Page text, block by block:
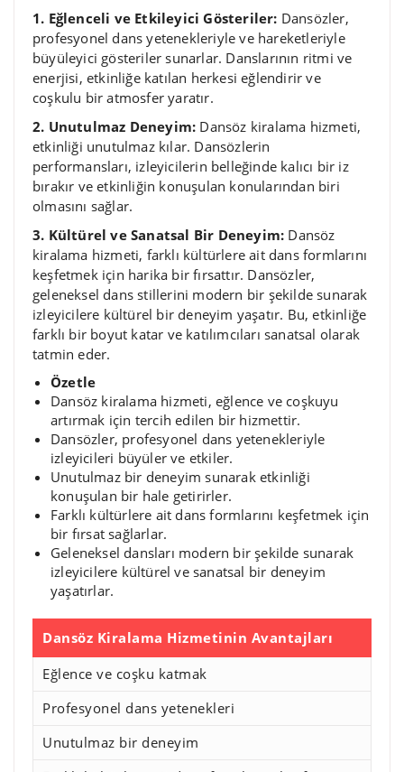
1. Eğlenceli ve Etkileyici Gösteriler: Dansözler,
profesyonel dans yetenekleriyle ve hareketleriyle
büyüleyici gösteriler sunarlar. Danslarının ritmi ve
enerjisi, etkinliğe katılan herkesi eğlendirir ve
coşkulu bir atmosfer yaratır.
2. Unutulmaz Deneyim: Dansöz kiralama hizmeti,
etkinliği unutulmaz kılar. Dansözlerin
performansları, izleyicilerin belleğinde kalıcı bir iz
bırakır ve etkinliğin konuşulan konularından biri
olmasını sağlar.
3. Kültürel ve Sanatsal Bir Deneyim: Dansöz
kiralama hizmeti, farklı kültürlere ait dans formlarını
keşfetmek için harika bir fırsattır. Dansözler,
geleneksel dans stillerini modern bir şekilde sunarak
izleyicilere kültürel bir deneyim yaşatır. Bu, etkinliğe
farklı bir boyut katar ve katılımcıları sanatsal olarak
tatmin eder.
Özetle
Dansöz kiralama hizmeti, eğlence ve coşkuyu
artırmak için tercih edilen bir hizmettir.
Dansözler, profesyonel dans yetenekleriyle
izleyicileri büyüler ve etkiler.
Unutulmaz bir deneyim sunarak etkinliği
konuşulan bir hale getirirler.
Farklı kültürlere ait dans formlarını keşfetmek için
bir fırsat sağlarlar.
Geleneksel dansları modern bir şekilde sunarak
izleyicilere kültürel ve sanatsal bir deneyim
yaşatırlar.
Dansöz Kiralama Hizmetinin Avantajları
Eğlence ve coşku katmak
Profesyonel dans yetenekleri
Unutulmaz bir deneyim